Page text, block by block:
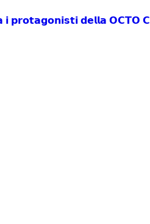
𝗶 𝗽𝗿𝗼𝘁𝗮𝗴𝗼𝗻𝗶𝘀𝘁𝗶 𝗱𝗲𝗹𝗹𝗮